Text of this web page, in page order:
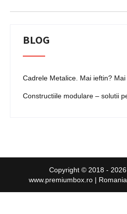
BLOG
Cadrele Metalice. Mai ieftin?
Constructiile modulare – solutii
Copyright © 2018 -
www.premiumbox.ro |